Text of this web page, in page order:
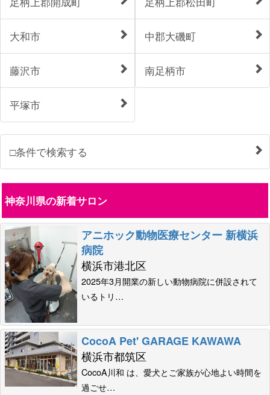
大和市
藤沢市
平塚市
中郡大磯町
南足柄市
□条件で検索する
神奈川県の新着サロン
アニホック動物医療センター 新横浜
病院
横浜市港北区
2025年3月開業の新しい動物病院に併設されて
いるトリ…
CocoA Pet' GARAGE KAWAWA
横浜市都筑区
CocoA川和 は、愛犬とご家族が心地よい時間を
過ごせ…